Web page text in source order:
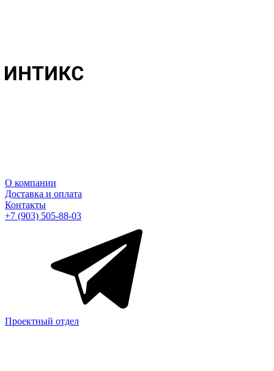
О компании
Доставка и оплата
Контакты
+7 (903) 505-88-03
Проектный отдел